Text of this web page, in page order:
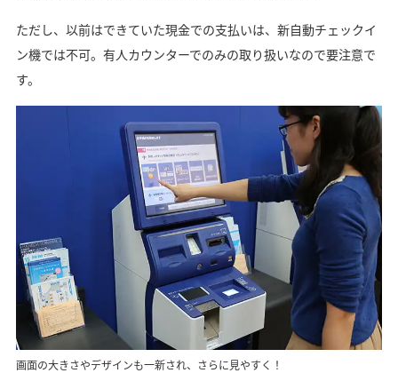
ただし、以前はできていた現金での支払いは、新自動チェックイ
ン機では不可。有人カウンターでのみの取り扱いなので要注意で
す。
画面の大きさやデザインも一新され、さらに見やすく！